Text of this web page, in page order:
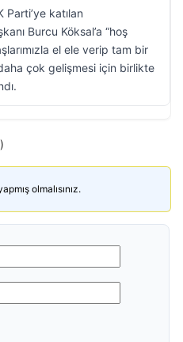
Parti’ye katılan
Burcu Köksal’a “hoş
el ele verip tam bir
çok gelişmesi için birlikte
olmalısınız.